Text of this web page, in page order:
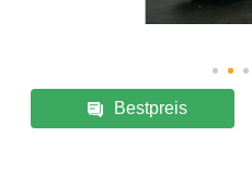
Bestpreis